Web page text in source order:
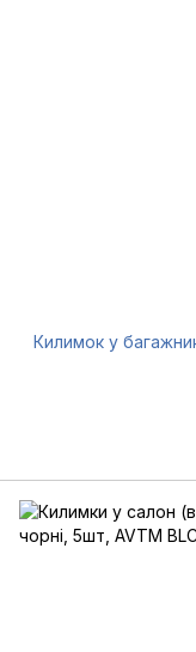
Килимок у